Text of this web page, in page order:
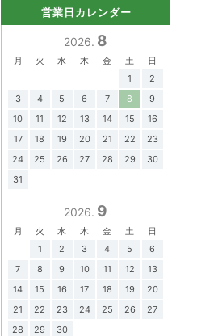
営業日カレンダー
2026. 8
月 火 水 木 金 土
日
1
2
3
4 5 6 7 8
9
10
11 12 13 14 15
16
17
18 19 20 21 22
23
24
25 26 27 28 29
30
31
2026. 9
月 火 水 木 金 土
日
1
2 3 4 5
6
7
8 9 10 11 12
13
14
15 16 17 18 19
20
21
22 23 24 25 26
27
28
29 30